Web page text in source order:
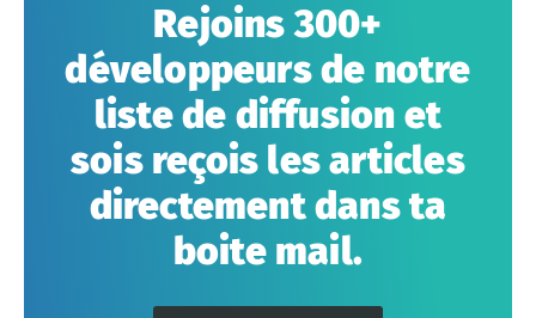
Rejoins 300+
développeurs de notre
liste de diffusion et
sois reçois les articles
directement dans ta
boite mail.